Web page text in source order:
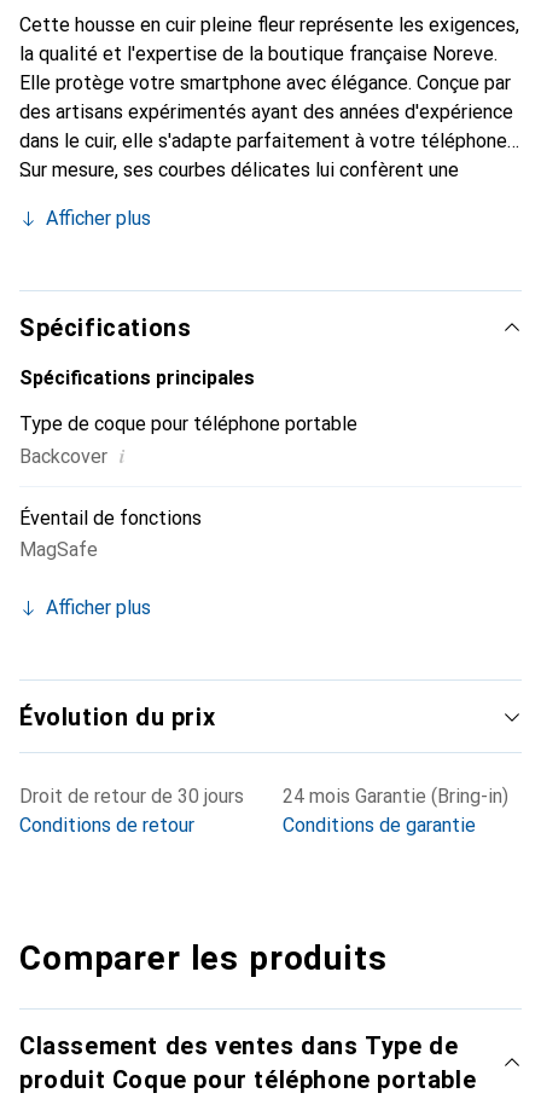
Cette housse en cuir pleine fleur représente les exigences,
la qualité et l'expertise de la boutique française Noreve.
Elle protège votre smartphone avec élégance. Conçue par
des artisans expérimentés ayant des années d'expérience
dans le cuir, elle s'adapte parfaitement à votre téléphone.
Sur mesure, ses courbes délicates lui confèrent une
indispensable pour votre smartphone. Reconnaître
marque Noreve est un choix fiable pour une clientèle
exigeante.
Afficher plus
Spécifications
Spécifications principales
Type de coque pour téléphone portable
Backcover i
Éventail de fonctions
MagSafe
Afficher plus
Évolution du prix
Droit de retour de 30 jours
Conditions de retour
24 mois Garantie (Bring-in)
Conditions de garantie
Comparer les produits
Classement des ventes dans Type de
produit Coque pour téléphone portable